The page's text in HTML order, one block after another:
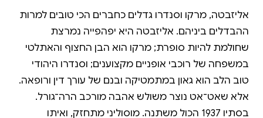
אליזבטה, מרקו וסנדרו גדלים כחברים הכי טובים למרות
ההבדלים ביניהם. אליזבטה היא יפהפייה נמרצת
שחולמת להיות סופרת; מרקו הוא הבן החצוף והאתלטי
במשפחה של רוכבי אופניים מקצוענים; וסנדרו היהודי
טוב הלב הוא גאון במתמטיקה ובנם של עורך דין ורופאה.
אלא שאט־אט נוצר משולש אהבה מורכב הרה־גורל.
בסתיו 1937 הכול משתנה. מוסוליני מתחזק, ואיתו